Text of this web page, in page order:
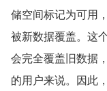
储空间标记为可用
被新数据覆盖。这
会完全覆盖旧数据
的用户来说。因此